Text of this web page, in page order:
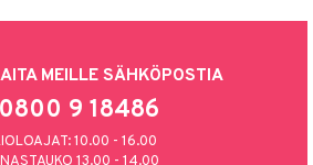
MEILLE SÄHKÖPOSTIA
9 18486
10.00 - 16.00